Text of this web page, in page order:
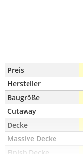
Preis
Hersteller
Baugröße
Cutaway
Decke
Massive Decke